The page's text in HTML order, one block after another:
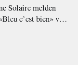
Solaire melden
c’est bien» von
und